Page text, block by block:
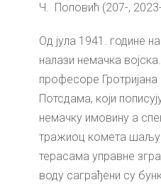
Ч. Поповић (207-,
Од јула 1941. године
налази немачка
професоре Гротријана
Потсдама, који
немачку имовину а
тражиоц комета шаљу
терасама управне
воду саграђени су